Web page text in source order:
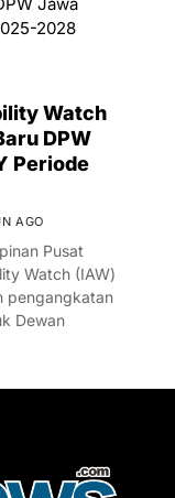
Watch
DPW
Periode
AGO
Pusat
Watch (IAW)
pengangkatan
Dewan